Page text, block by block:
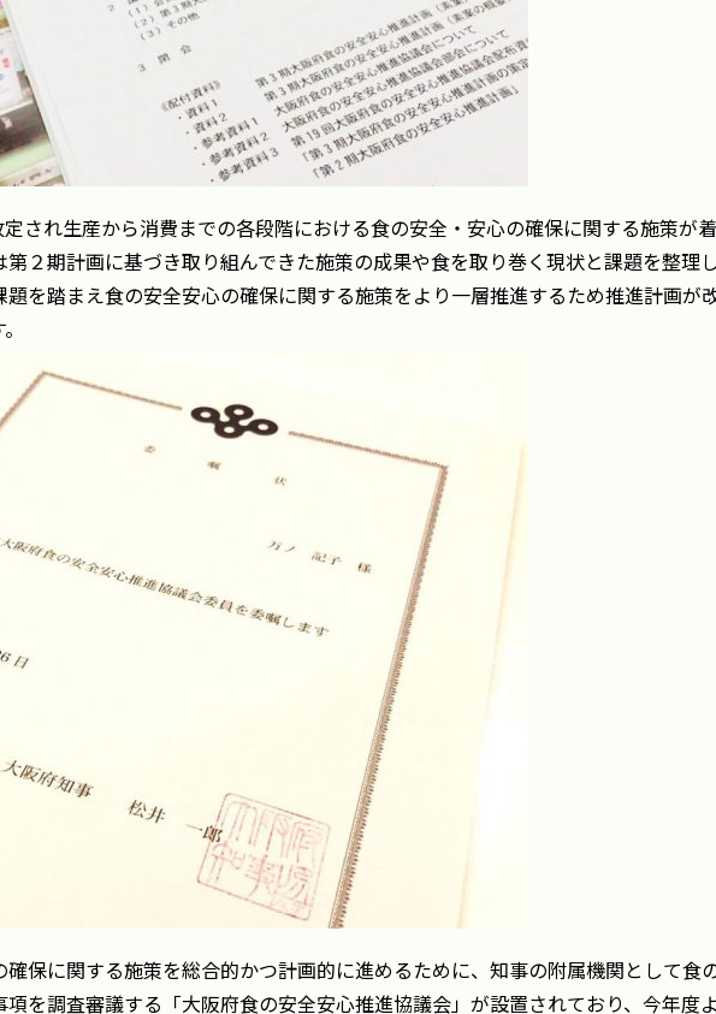
され生産から消費までの各段階における食の安全・安心の確保に関する施策が
２期計画に基づき取り組んできた施策の成果や食を取り巻く現状と課題を整理
を踏まえ食の安全安心の確保に関する施策をより一層推進するため推進計画が
確保に関する施策を総合的かつ計画的に進めるために、知事の附属機関として食
を調査審議する「大阪府食の安全安心推進協議会」が設置されており、今年度